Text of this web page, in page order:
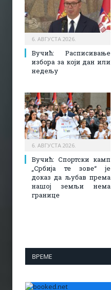
6. АВГУСТА 2026.
Вучић: Расписивање
избора за који дан или
недељу
6. АВГУСТА 2026.
Вучић: Спортски камп
„Србија те зове“ је
доказ да љубав према
нашој земљи нема
границе
ВРЕМЕ